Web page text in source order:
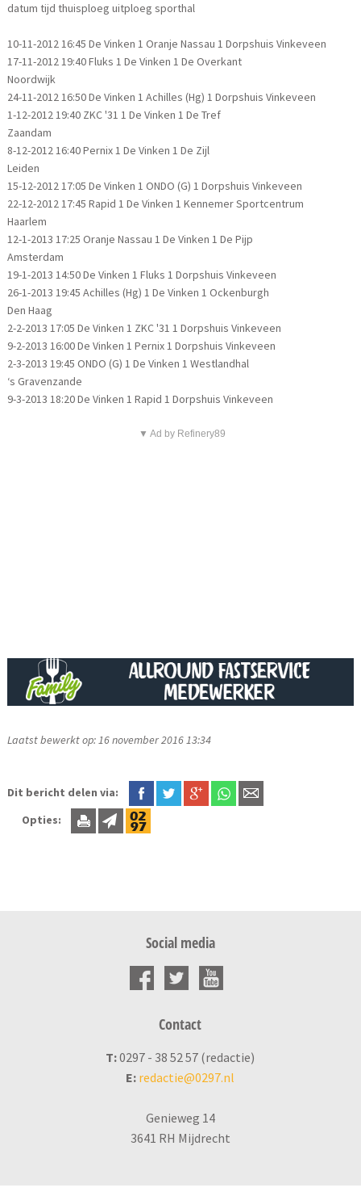
datum tijd thuisploeg uitploeg sporthal
10-11-2012 16:45 De Vinken 1 Oranje Nassau 1 Dorpshuis Vinkeveen
17-11-2012 19:40 Fluks 1 De Vinken 1 De Overkant
Noordwijk
24-11-2012 16:50 De Vinken 1 Achilles (Hg) 1 Dorpshuis Vinkeveen
1-12-2012 19:40 ZKC '31 1 De Vinken 1 De Tref
Zaandam
8-12-2012 16:40 Pernix 1 De Vinken 1 De Zijl
Leiden
15-12-2012 17:05 De Vinken 1 ONDO (G) 1 Dorpshuis Vinkeveen
22-12-2012 17:45 Rapid 1 De Vinken 1 Kennemer Sportcentrum
Haarlem
12-1-2013 17:25 Oranje Nassau 1 De Vinken 1 De Pijp
Amsterdam
19-1-2013 14:50 De Vinken 1 Fluks 1 Dorpshuis Vinkeveen
26-1-2013 19:45 Achilles (Hg) 1 De Vinken 1 Ockenburgh
Den Haag
2-2-2013 17:05 De Vinken 1 ZKC '31 1 Dorpshuis Vinkeveen
9-2-2013 16:00 De Vinken 1 Pernix 1 Dorpshuis Vinkeveen
2-3-2013 19:45 ONDO (G) 1 De Vinken 1 Westlandhal
‘s Gravenzande
9-3-2013 18:20 De Vinken 1 Rapid 1 Dorpshuis Vinkeveen
▼ Ad by Refinery89
Laatst bewerkt op: 16 november 2016 13:34
Dit bericht delen via:
Opties:
Social media
Contact
T:0297 - 38 52 57 (redactie)
E: redactie@0297.nl
Genieweg 14
3641 RH Mijdrecht